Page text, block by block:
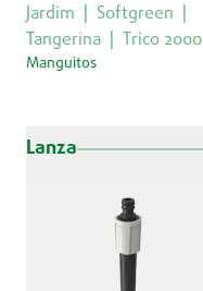
Jardim
Softgreen
Tangerina
Trico 2000
Manguitos
Lanza